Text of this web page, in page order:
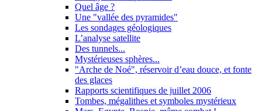
Quel âge ?
Une "vallée des pyramides"
Les sondages géologiques
L’analyse satellite
Des tunnels...
Mystérieuses sphères...
"Arche de Noé", réservoir d’eau douce, et fonte
des glaces
Rapports scientifiques de juillet 2006
Tombes, mégalithes et symboles mystérieux